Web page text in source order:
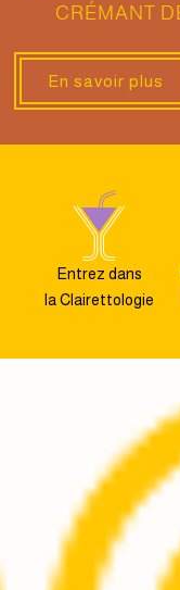
CRÉMANT
En savoir plus
Entrez dans
la Clairettologie